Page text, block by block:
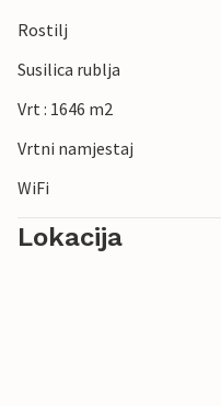
Rostilj
Susilica rublja
Vrt : 1646 m2
Vrtni namjestaj
WiFi
Lokacija